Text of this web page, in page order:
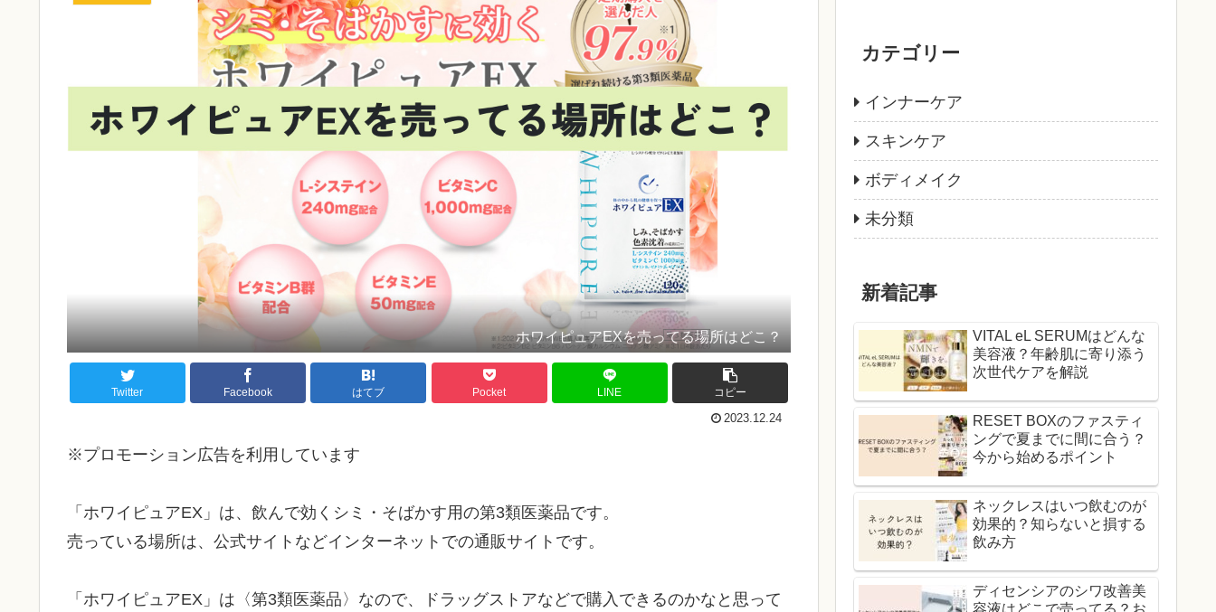
ホワイピュアEXを売ってる場所はどこ？
Twitter Facebook はてブ Pocket LINE コピー
2023.12.24
※プロモーション広告を利用しています
「ホワイピュアEX」は、飲んで効くシミ・そばかす用の第3類医薬品です。
売っている場所は、公式サイトなどインターネットでの通販サイトです。
「ホワイピュアEX」は〈第3類医薬品〉なので、ドラッグストアなどで購入できるのかなと思って
カテゴリー
インナーケア
スキンケア
ボディメイク
未分類
新着記事
VITAL eL SERUMはどんな
美容液？年齢肌に寄り添う
次世代ケアを解説
RESET BOXのファスティ
ングで夏までに間に合う？
今から始めるポイント
ネックレスはいつ飲むのが
効果的？知らないと損する
飲み方
ディセンシアのシワ改善美
容液はどこで売ってる？お